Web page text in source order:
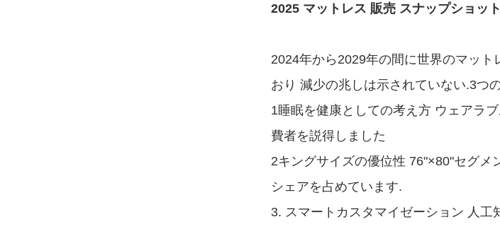
2025 マットレス 販売 スナップショット
2024年から2029年の間に世界のマッ
おり 減少の兆しは示されていない.3つ
1睡眠を健康としての考え方 ウェアラ
費者を説得しました
2キングサイズの優位性 76"×80"セグ
シェアを占めています.
3. スマートカスタマイゼーション 人